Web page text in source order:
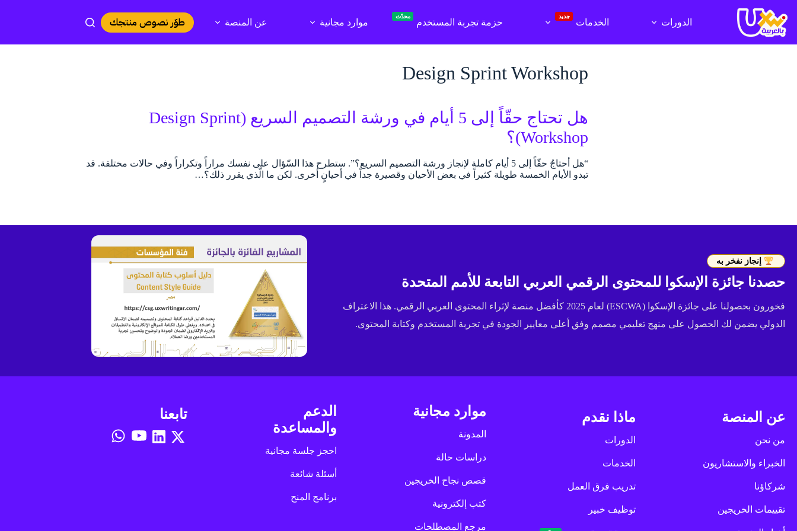
إلى
المحتوى
الدورات الخدمات
جديد
حزمة تجربة المستخدم
محدّث
موارد مجانية عن المنصة طوّر نصوص منتجك
Design Sprint Workshop
هل تحتاج حقّاً إلى 5 أيام في ورشة التصميم السريع (Design Sprint
Workshop)؟
“هل أحتاجُ حقّاً إلى 5 أيام كاملة لإنجاز ورشة التصميم السريع؟”. ستطرح هذا السّؤال على نفسك مراراً وتكراراً وفي حالات مختلفة. قد
تبدو الأيام الخمسة طويلة كثيراً في بعض الأحيان وقصيرة جداً في أحيانٍ أخرى. لكن ما الّذي يقرر ذلك؟…
إنجاز نفخر به
حصدنا جائزة الإسكوا للمحتوى الرقمي العربي التابعة للأمم المتحدة
فخورون بحصولنا على جائزة الإسكوا (ESCWA) لعام 2025 كأفضل منصة لإثراء المحتوى العربي الرقمي. هذا الاعتراف
الدولي يضمن لك الحصول على منهج تعليمي مصمم وفق أعلى معايير الجودة في تجربة المستخدم وكتابة المحتوى.
عن المنصة
من نحن
الخبراء والاستشاريون
شركاؤنا
تقييمات الخريجين
ماذا نقدم
الدورات
الخدمات
تدريب فرق العمل
توظيف خبير
موارد مجانية
المدونة
دراسات حالة
قصص نجاح الخريجين
كتب إلكترونية
مرجع المصطلحات
الدعم
والمساعدة
احجز جلسة مجانية
أسئلة شائعة
برنامج المنح
تابعنا